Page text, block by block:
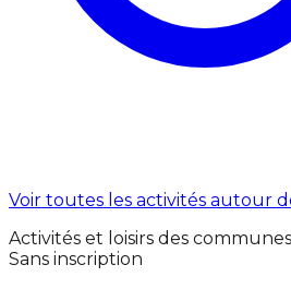
Voir toutes les activités autour
Activités et loisirs des communes
Sans inscription